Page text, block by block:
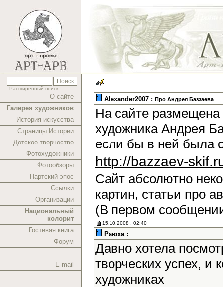
Расширенный поиск
О сайте
Галерея художников
История искусства
Страницы Истории
Детское творчество
Фотохудожники
Фотообзоры
Нартский эпос
Ссылки
Организации
Национальный
колорит
Гостевая книга
Форум
E-mail
Alexander2007 : Про Андрея Баззаева
На сайте размещена
художника Андрея
если бы в ней была
http://bazzaev-
Сайт абсолютно
картин, статьи про
(В первом
15.10.2008 , 02:40
Раюха :
Давно хотела
творческих успех,
художниках